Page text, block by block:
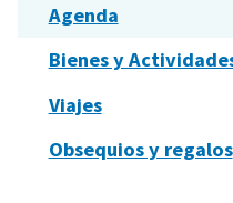
Agenda
Bienes y
Viajes
Obsequios y regalos